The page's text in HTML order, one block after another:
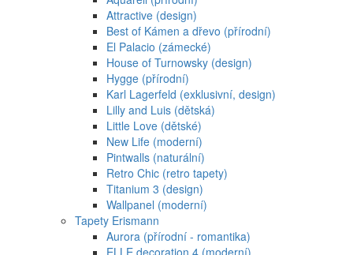
Attractive (design)
Best of Kámen a dřevo (přírodní)
El Palacio (zámecké)
House of Turnowsky (design)
Hygge (přírodní)
Karl Lagerfeld (exklusivní, design)
Lilly and Luis (dětská)
Little Love (dětské)
New Life (moderní)
Pintwalls (naturální)
Retro Chic (retro tapety)
Titanium 3 (design)
Wallpanel (moderní)
Tapety Erismann
Aurora (přírodní - romantika)